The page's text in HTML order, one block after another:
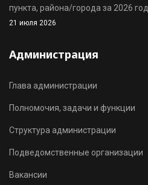
пункта, района/города за 2026 год.
21 июля 2026
Администрация
Глава администрации
Полномочия, задачи и функции
Структура администрации
Подведомственные организации
Вакансии